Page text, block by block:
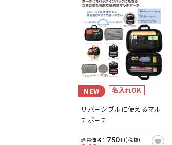
NEW 名入れOK
リバーシブルに使えるマル
チポーチ
通常価格：750円(税抜)